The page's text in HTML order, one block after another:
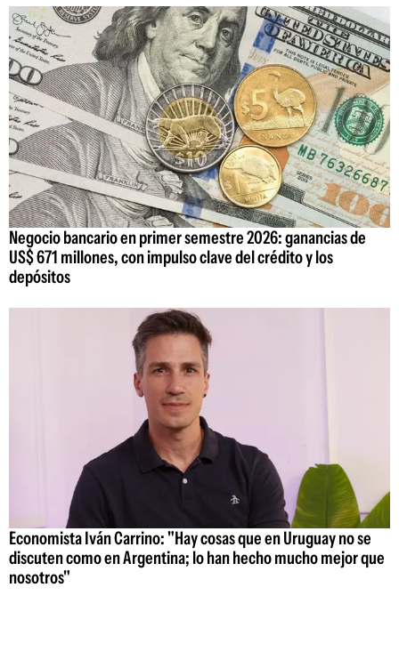
Negocio bancario en primer semestre 2026: ganancias de
US$ 671 millones, con impulso clave del crédito y los
depósitos
Economista Iván Carrino: "Hay cosas que en Uruguay no se
discuten como en Argentina; lo han hecho mucho mejor que
nosotros"